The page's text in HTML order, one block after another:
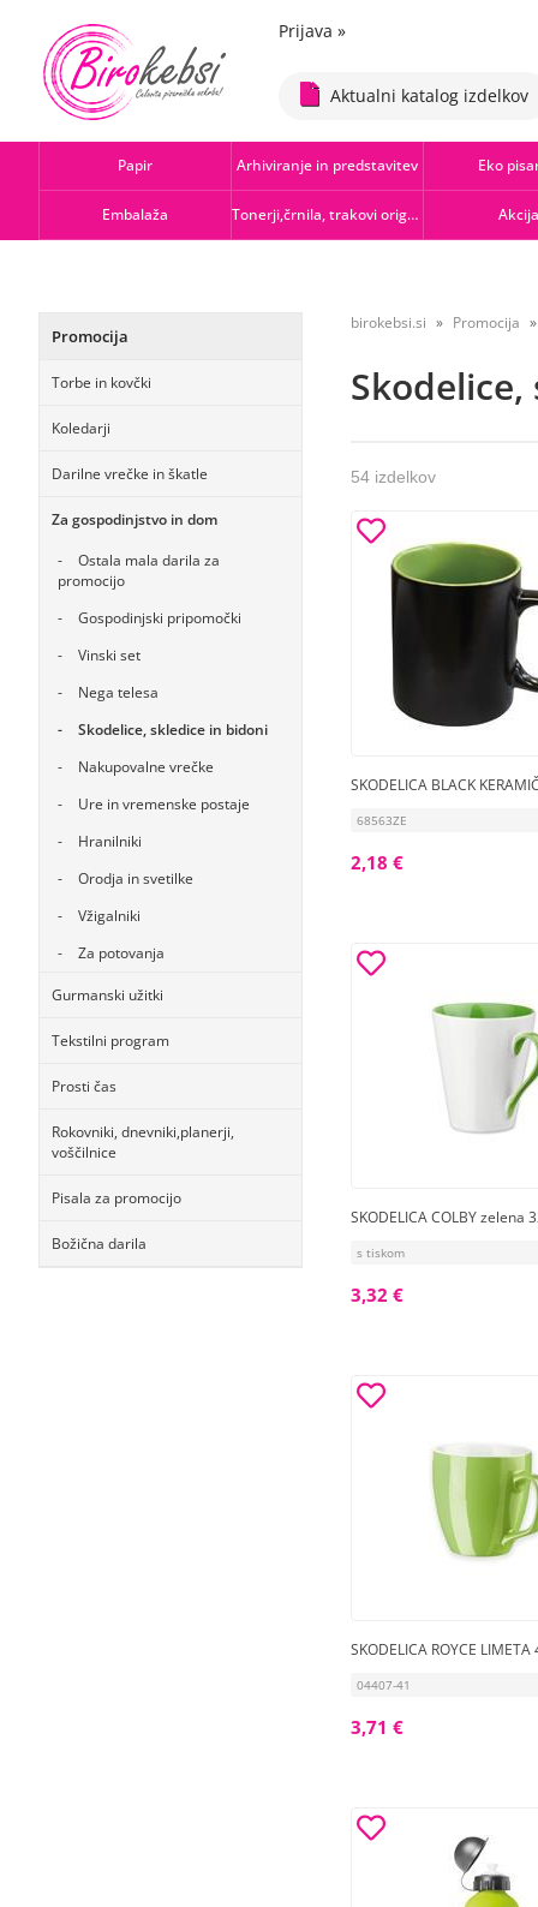
Prijava »
Aktualni katalog izdelkov
Papir Arhiviranje in predstavitev Eko
Embalaža Tonerji,črnila, trakovi orig.-rec. Akcija
Promocija
Torbe in kovčki
Koledarji
Darilne vrečke in škatle
Za gospodinjstvo in dom
Ostala mala darila za
promocijo
Gospodinjski pripomočki
Vinski set
Nega telesa
Skodelice, skledice in bidoni
Nakupovalne vrečke
Ure in vremenske postaje
Hranilniki
Orodja in svetilke
Vžigalniki
Za potovanja
Gurmanski užitki
Tekstilni program
Prosti čas
Rokovniki, dnevniki,planerji,
voščilnice
Pisala za promocijo
Božična darila
birokebsi.si Promocija
54 izdelkov
SKODELICA BLACK
68563ZE
2,18 €
SKODELICA COLBY zelena
s tiskom
3,32 €
SKODELICA ROYCE
04407-41
3,71 €